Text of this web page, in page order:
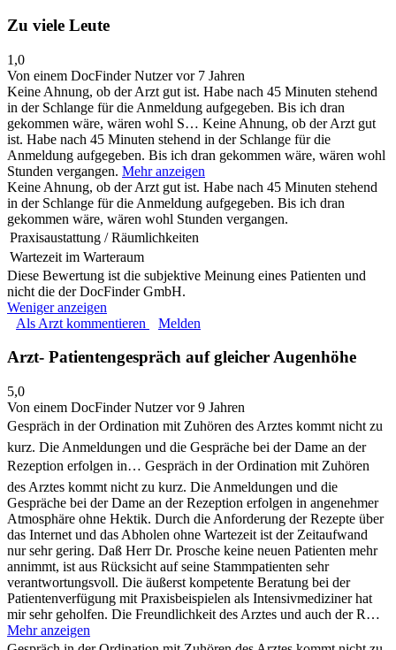
Zu viele Leute
1,0
Von einem DocFinder Nutzervor 7 Jahren
Keine Ahnung, ob der Arzt gut ist. Habe nach 45 Minuten stehend
in der Schlange für die Anmeldung aufgegeben. Bis ich dran
gekommen wäre, wären wohl S… Keine Ahnung, ob der Arzt gut
ist. Habe nach 45 Minuten stehend in der Schlange für die
Anmeldung aufgegeben. Bis ich dran gekommen wäre, wären wohl
Stunden vergangen. Mehr anzeigen
Keine Ahnung, ob der Arzt gut ist. Habe nach 45 Minuten stehend
in der Schlange für die Anmeldung aufgegeben. Bis ich dran
gekommen wäre, wären wohl Stunden vergangen.
Praxisaustattung / Räumlichkeiten
Wartezeit im Warteraum
Diese Bewertung ist die subjektive Meinung eines Patienten und
nicht die der DocFinder GmbH.
Weniger anzeigen
Als Arzt kommentieren
Melden
Arzt- Patientengespräch auf gleicher Augenhöhe
5,0
Von einem DocFinder Nutzervor 9 Jahren
Gespräch in der Ordination mit Zuhören des Arztes kommt nicht zu
kurz. Die Anmeldungen und die Gespräche bei der Dame an der
Rezeption erfolgen in… Gespräch in der Ordination mit Zuhören
des Arztes kommt nicht zu kurz. Die Anmeldungen und die
Gespräche bei der Dame an der Rezeption erfolgen in angenehmer
Atmosphäre ohne Hektik. Durch die Anforderung der Rezepte über
das Internet und das Abholen ohne Wartezeit ist der Zeitaufwand
nur sehr gering. Daß Herr Dr. Prosche keine neuen Patienten mehr
annimmt, ist aus Rücksicht auf seine Stammpatienten sehr
verantwortungsvoll. Die äußerst kompetente Beratung bei der
Patientenverfügung mit Praxisbeispielen als Intensivmediziner hat
mir sehr geholfen. Die Freundlichkeit des Arztes und auch der R…
Mehr anzeigen